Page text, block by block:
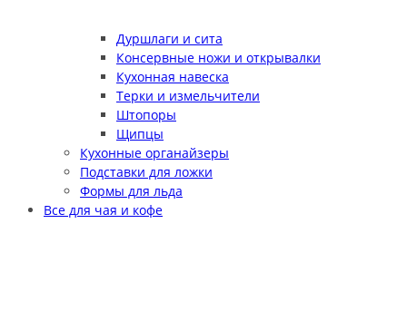
Дуршлаги и сита
Консервные ножи и открывалки
Кухонная навеска
Терки и измельчители
Штопоры
Щипцы
Кухонные органайзеры
Подставки для ложки
Формы для льда
Все для чая и кофе